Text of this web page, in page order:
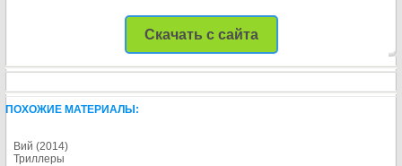
Скачать с сайта
ПОХОЖИЕ МАТЕРИАЛЫ:
Вий (2014)
Триллеры